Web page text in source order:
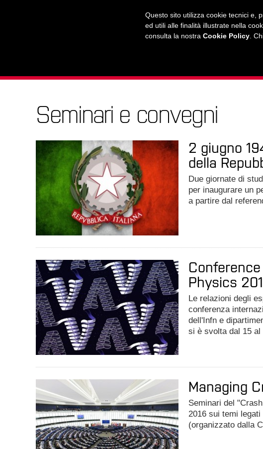
Questo sito utilizza cookie tecnici e,
ed utili alle finalità illustrate nella
consulta la nostra Cookie Policy .
L'AGENDA
Seminari e convegni
2 giugno
della
Due giornate di
per inaugurare un
a partire dal
Physics
Le relazioni degli
conferenza
dell'Infn e
si è svolta dal 15 al
Managing
Seminari del
2016 sui temi
(organizzato dalla